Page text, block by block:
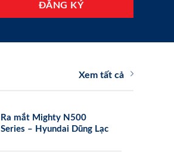
Xem tất cả
Ra mắt Mighty N500
Series – Hyundai Dũng Lạc